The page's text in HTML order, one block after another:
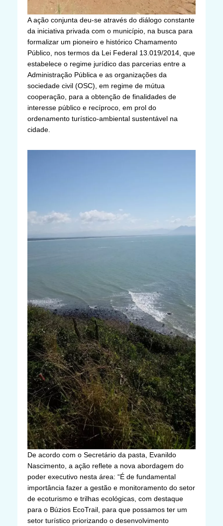
A ação conjunta deu-se através do diálogo constante
da iniciativa privada com o município, na busca para
formalizar um pioneiro e histórico Chamamento
Público, nos termos da Lei Federal 13.019/2014, que
estabelece o regime jurídico das parcerias entre a
Administração Pública e as organizações da
sociedade civil (OSC), em regime de mútua
cooperação, para a obtenção de finalidades de
interesse público e recíproco, em prol do
ordenamento turístico-ambiental sustentável na
cidade.
De acordo com o Secretário da pasta, Evanildo
Nascimento, a ação reflete a nova abordagem do
poder executivo nesta área: “É de fundamental
importância fazer a gestão e monitoramento do setor
de ecoturismo e trilhas ecológicas, com destaque
para o Búzios EcoTrail, para que possamos ter um
setor turístico priorizando o desenvolvimento